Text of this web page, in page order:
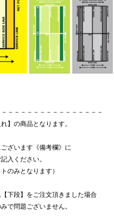
－－－－－－－－－－－－－－－
】の商品となります。
ざいます《備考欄》に
入ください。
のみとなります）
下段】をご注文頂きました場合
で問題ございません。